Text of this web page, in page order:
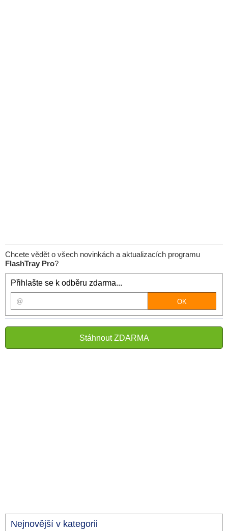
Chcete vědět o všech novinkách a aktualizacích programu
FlashTray Pro?
Přihlašte se k odběru zdarma...
Stáhnout ZDARMA
Nejnovější v kategorii